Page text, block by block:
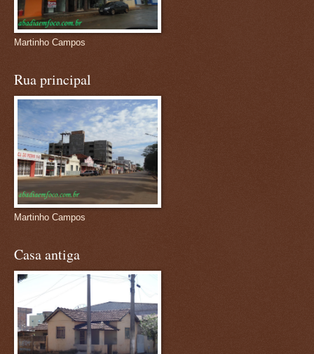
Martinho Campos
Rua principal
Martinho Campos
Casa antiga